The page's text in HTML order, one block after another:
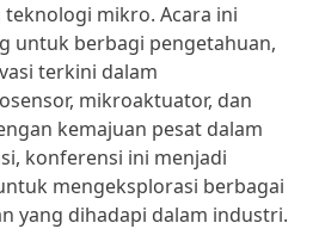
mikro. Acara ini
untuk berbagi pengetahuan,
terkini dalam
mikroaktuator, dan
kemajuan pesat dalam
konferensi ini menjadi
mengeksplorasi berbagai
yang dihadapi dalam industri.